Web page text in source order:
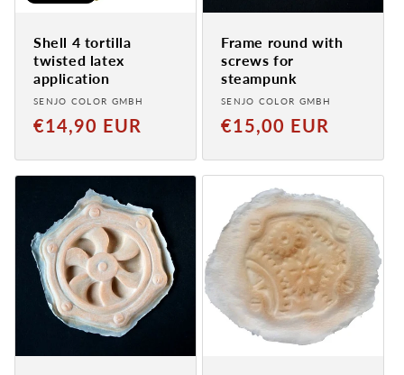
Shell 4 tortilla
twisted latex
application
Provider:
SENJO COLOR GMBH
Normal
€14,90 EUR
Frame round with
screws for
steampunk
Provider:
SENJO COLOR GMBH
Normal
€15,00 EUR